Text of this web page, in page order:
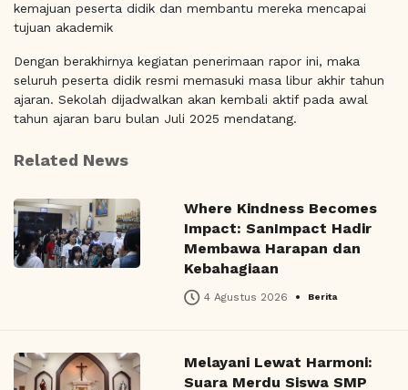
kemajuan peserta didik dan membantu mereka mencapai
tujuan akademik
Dengan berakhirnya kegiatan penerimaan rapor ini, maka
seluruh peserta didik resmi memasuki masa libur akhir tahun
ajaran. Sekolah dijadwalkan akan kembali aktif pada awal
tahun ajaran baru bulan Juli 2025 mendatang.
Related News
Where Kindness Becomes
Impact: SanImpact Hadir
Membawa Harapan dan
Kebahagiaan
4 Agustus 2026 • Berita
Melayani Lewat Harmoni:
Suara Merdu Siswa SMP